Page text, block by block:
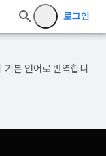
로그인
본 언어로 번역합니